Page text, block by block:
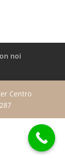
noi
Centro